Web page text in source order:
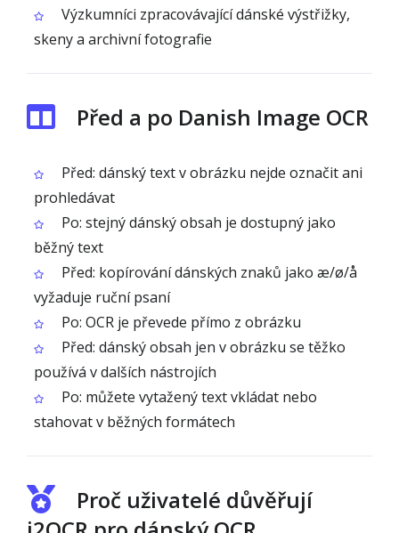
Výzkumníci zpracovávající dánské výstřižky,
skeny a archivní fotografie
Před a po Danish Image OCR
Před: dánský text v obrázku nejde označit ani
prohledávat
Po: stejný dánský obsah je dostupný jako
běžný text
Před: kopírování dánských znaků jako æ/ø/å
vyžaduje ruční psaní
Po: OCR je převede přímo z obrázku
Před: dánský obsah jen v obrázku se těžko
používá v dalších nástrojích
Po: můžete vytažený text vkládat nebo
stahovat v běžných formátech
Proč uživatelé důvěřují